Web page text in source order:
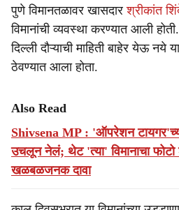
पुणे विमानतळावर खासदार श्रीकांत
विमानांची व्यवस्था करण्यात आली
दिल्ली दौऱ्याची माहिती बाहेर येऊ नये
ठेवण्यात आला होता.
Also Read
Shivsena MP : 'ऑपरेशन टायगर'च्या
उचलून नेलं; थेट 'त्या' विमानाचा
खळबळजनक दावा